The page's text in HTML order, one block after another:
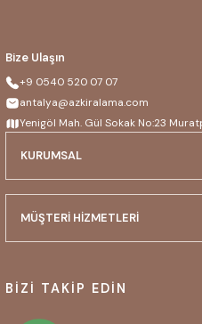
Bize Ulaşın
+9 0540 520 07 07
antalya@azkiralama.com
Yenigöl Mah. Gül Sokak No:23
KURUMSAL
MÜŞTERİ HİZMETLERİ
BİZİ TAKİP EDİN